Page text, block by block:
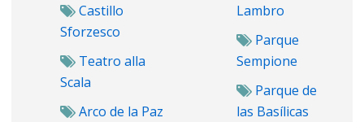
Castillo
Sforzesco
Teatro alla
Scala
Arco de la Paz
Lambro
Parque
Sempione
Parque de
las Basílicas